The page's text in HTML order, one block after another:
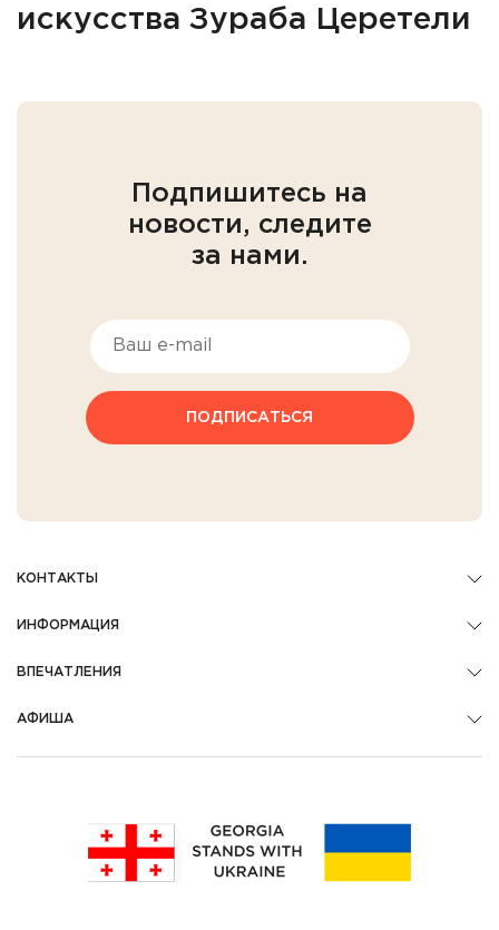
искусства Зураба Церетели
Подпишитесь на
новости, следите
за нами.
ПОДПИСАТЬСЯ
КОНТАКТЫ
ИНФОРМАЦИЯ
ВПЕЧАТЛЕНИЯ
АФИША